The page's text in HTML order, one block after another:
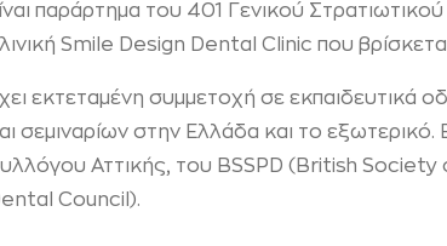
παράρτημα του 401 Γενικού
Smile Design Dental Clinic που
εκτεταμένη συμμετοχή σε εκπαιδευτικά
σεμιναρίων στην Ελλάδα και το εξωτερικό.
Αττικής, του BSSPD (British
Council).